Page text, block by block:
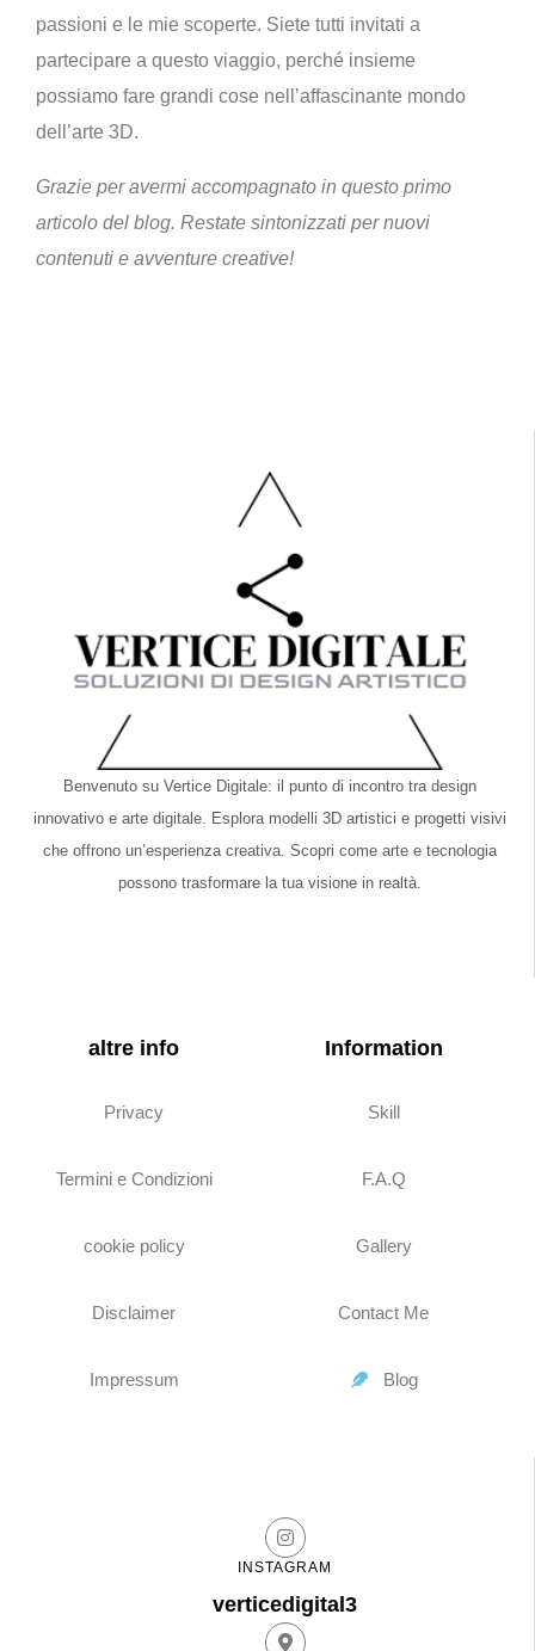
passioni e le mie scoperte. Siete tutti invitati a
partecipare a questo viaggio, perché insieme
possiamo fare grandi cose nell’affascinante mondo
dell’arte 3D.
Grazie per avermi accompagnato in questo primo
articolo del blog. Restate sintonizzati per nuovi
contenuti e avventure creative!
INSTAGRAM
verticedigital3
Benvenuto su Vertice Digitale: il punto di incontro tra design
innovativo e arte digitale. Esplora modelli 3D artistici e progetti visivi
che offrono un’esperienza creativa. Scopri come arte e tecnologia
possono trasformare la tua visione in realtà.
altre info
Privacy
Termini e Condizioni
cookie policy
Disclaimer
Impressum
Information
Skill
F.A.Q
Gallery
Contact Me
Blog